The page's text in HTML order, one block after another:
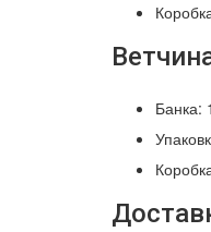
Банка: